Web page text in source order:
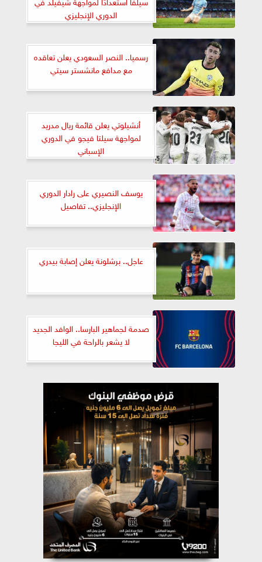
الدوري الإنجليزي
رسميا.. النصر السعودي يعلن تعاقده
مع مدافع مانشستر سيتي
أنشيلوتي يعلن قائمة ريال مدريد
لمواجهة سيلتا فيجو في الدوري
الإسباني
يوسف النصيري على رادار الدوري
الإنجليزي.. تفاصيل
عاجل.. برشلونة يعلن إصابة بيدري
صدمة لجماهير البارسا.. الوافد الجديد
لا يشعر بالراحة في الليجا